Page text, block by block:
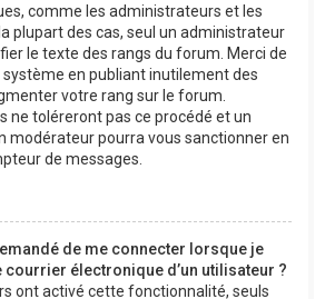
comme les administrateurs et les
plupart des cas, seul un administrateur
le texte des rangs du forum. Merci de
système en publiant inutilement des
votre rang sur le forum.
ne toléreront pas ce procédé et un
modérateur pourra vous sanctionner en
de messages.
de me connecter lorsque je
courrier électronique d’un utilisateur ?
ont activé cette fonctionnalité, seuls